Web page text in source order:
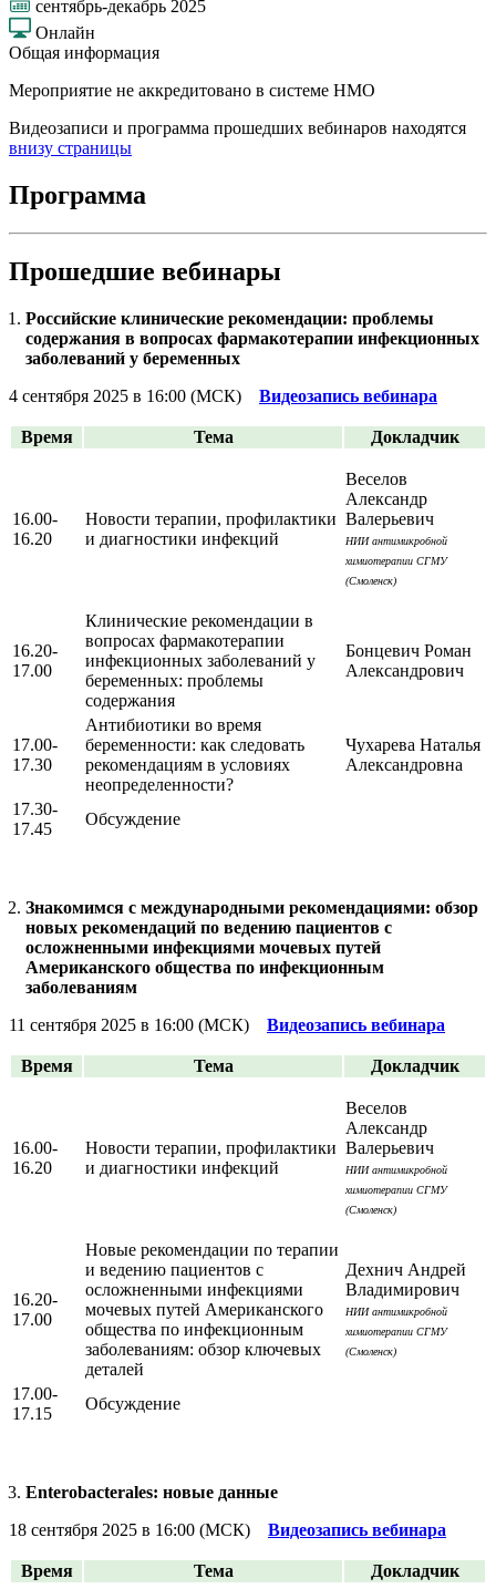
сентябрь-декабрь 2025
Онлайн
Общая информация
Мероприятие не аккредитовано в системе НМО
Видеозаписи и программа прошедших вебинаров находятся
внизу страницы
Программа
Прошедшие вебинары
Российские клинические рекомендации: проблемы
содержания в вопросах фармакотерапии инфекционных
заболеваний у беременных
4 сентября 2025 в 16:00 (МСК) Видеозапись вебинара
Время Тема Докладчик
16.00-
16.20
Новости терапии, профилактики
и диагностики инфекций
Веселов
Александр
Валерьевич
НИИ антимикробной
химиотерапии СГМУ
(Смоленск)
16.20-
17.00
Клинические рекомендации в
вопросах фармакотерапии
инфекционных заболеваний у
беременных: проблемы
содержания
Бонцевич Роман
Александрович
17.00-
17.30
Антибиотики во время
беременности: как следовать
рекомендациям в условиях
неопределенности?
Чухарева Наталья
Александровна
17.30-
17.45
Обсуждение
Знакомимся с международными рекомендациями: обзор
новых рекомендаций по ведению пациентов с
осложненными инфекциями мочевых путей
Американского общества по инфекционным
заболеваниям
11 сентября 2025 в 16:00 (МСК) Видеозапись вебинара
Время Тема Докладчик
16.00-
16.20
Новости терапии, профилактики
и диагностики инфекций
Веселов
Александр
Валерьевич
НИИ антимикробной
химиотерапии СГМУ
(Смоленск)
16.20-
17.00
Новые рекомендации по терапии
и ведению пациентов с
осложненными инфекциями
мочевых путей Американского
общества по инфекционным
заболеваниям: обзор ключевых
деталей
Дехнич Андрей
Владимирович
НИИ антимикробной
химиотерапии СГМУ
(Смоленск)
17.00-
17.15
Обсуждение
Enterobacterales: новые данные
18 сентября 2025 в 16:00 (МСК) Видеозапись вебинара
Время Тема Докладчик